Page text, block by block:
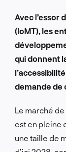
Avec l’essor
(IoMT), les
qui donnent
demande de
Le marché
est en pleine
une taille de